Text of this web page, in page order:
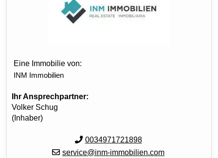
Eine Immobilie von:
INM Immobilien
Ihr Ansprechpartner:
Volker Schug
(Inhaber)
0034971721898
service@inm-immobilien.com